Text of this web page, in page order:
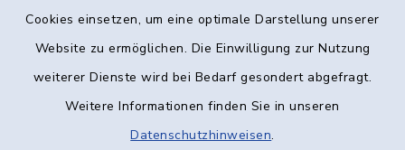
Cookies einsetzen, um eine optimale Darstellung unserer
Website zu ermöglichen. Die Einwilligung zur Nutzung
weiterer Dienste wird bei Bedarf gesondert abgefragt.
Weitere Informationen finden Sie in unseren
Datenschutzhinweisen.
Kontakt
Datenschutz